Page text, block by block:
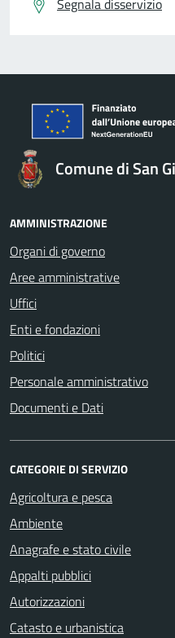
Segnala disservizio
Comune di San
AMMINISTRAZIONE
Organi di governo
Aree amministrative
Uffici
Enti e fondazioni
Politici
Personale amministrativo
Documenti e Dati
CATEGORIE DI SERVIZIO
Agricoltura e pesca
Ambiente
Anagrafe e stato civile
Appalti pubblici
Autorizzazioni
Catasto e urbanistica